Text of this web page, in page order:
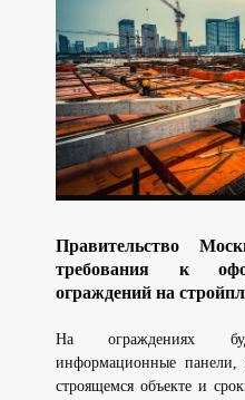
Правительство
требования к
ограждений на
На ограждениях
информационные
строящемся объекте и